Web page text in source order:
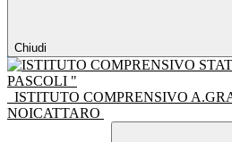
Chiudi
ISTITUTO COMPRENSIVO
NOICATTARO